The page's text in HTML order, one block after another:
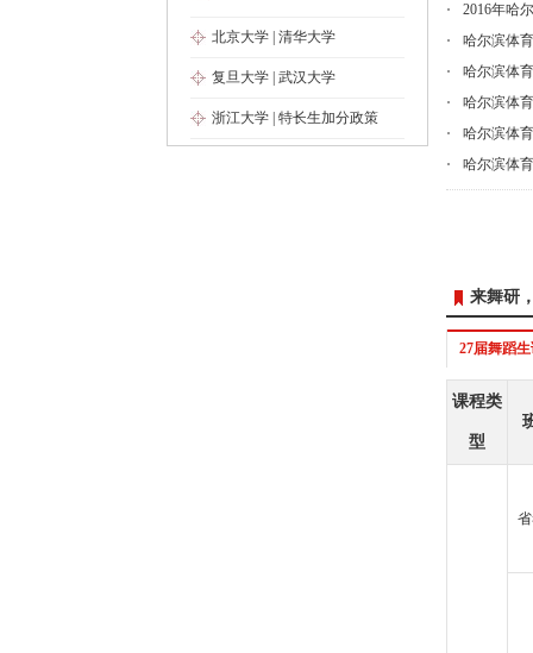
北京大学 清华大学
复旦大学 武汉大学
浙江大学 特长生加分政策
2016年哈
哈尔滨体
哈尔滨体
哈尔滨体
哈尔滨体
哈尔滨体
来舞研
27届舞蹈
课程类
型